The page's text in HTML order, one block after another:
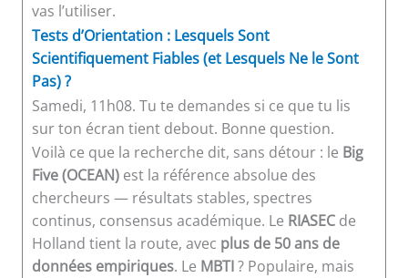
vas l’utiliser.
Tests d’Orientation : Lesquels Sont
Scientifiquement Fiables (et Lesquels Ne le Sont
Pas) ?
Samedi, 11h08. Tu te demandes si ce que tu lis
sur ton écran tient debout. Bonne question.
Voilà ce que la recherche dit, sans détour : le Big
Five (OCEAN)est la référence absolue des
chercheurs — résultats stables, spectres
continus, consensus académique. Le RIASECde
Holland tient la route, avec plus de 50 ans de
données empiriques. Le MBTI? Populaire, mais